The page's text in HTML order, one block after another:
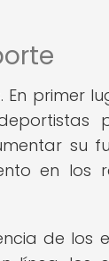
primer
su
en los
de los